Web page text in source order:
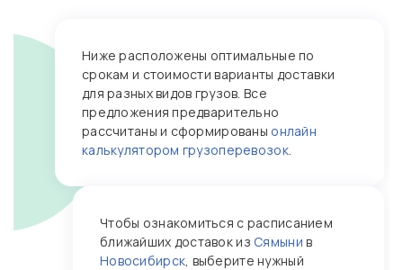
Ниже расположены оптимальные по
срокам и стоимости варианты доставки
для разных видов грузов. Все
предложения предварительно
рассчитаны и сформированы онлайн
калькулятором грузоперевозок.
Чтобы ознакомиться с расписанием
ближайших доставок из Сямыни в
Новосибирск, выберите нужный